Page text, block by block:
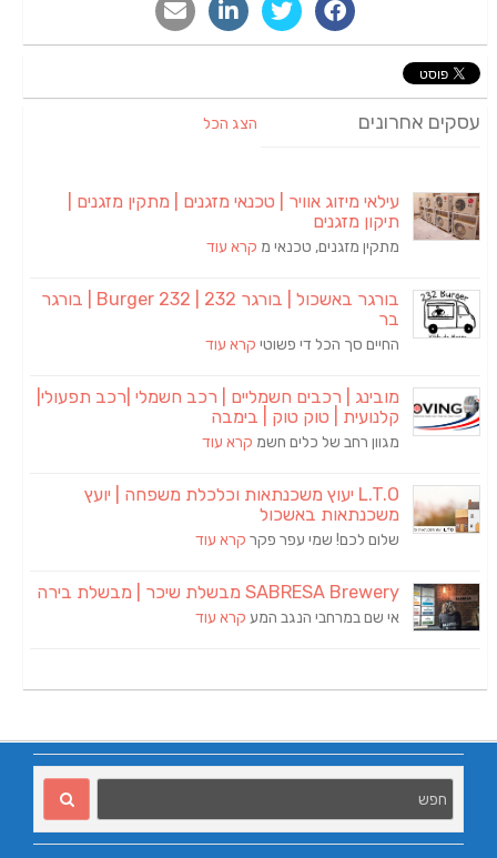
אחרונים הצג הכל
עילאי מיזוג אוויר | טכנאי מזגנים | מתקין מזגנים |
תיקון מזגנים
מתקין מזגנים, טכנאי מקרא עוד
בורגר באשכול | בורגר 232 | Burger 232 | בורגר
בר
החיים סך הכל די פשוטיקרא עוד
מובינג | רכבים חשמליים | רכב חשמלי |רכב תפעולי|
קלנועית | טוק טוק | בימבה
מגוון רחב של כלים חשמקרא עוד
L.T.O יעוץ משכנתאות וכלכלת משפחה | יועץ
משכנתאות באשכול
שלום לכם! שמי עפר פקרקרא עוד
SABRESA Brewery מבשלת שיכר | מבשלת בירה
אי שם במרחבי הנגב המעקרא עוד